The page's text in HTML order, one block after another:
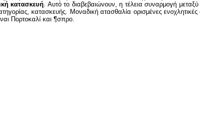
κατασκευή . Αυτό το διαβεβαιώνουν, η τέλεια συναρμογή
κατασκευής. Μοναδική ατασθαλία ορισμένες
Πορτοκαλί και ¶σπρο.